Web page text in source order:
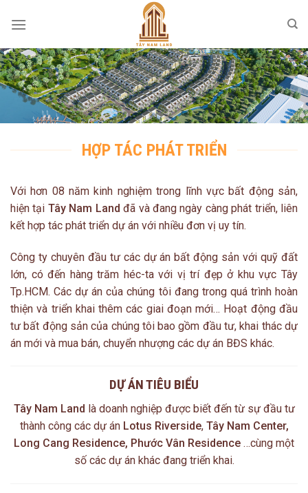
HỢP TÁC PHÁT TRIỂN
Với hơn 08 năm kinh nghiệm trong lĩnh vực bất động sản,
hiện tại Tây Nam Land đã và đang ngày càng phát triển, liên
kết hợp tác phát triển dự án với nhiều đơn vị uy tín.
Công ty chuyên đầu tư các dự án bất động sản với quỹ đất
lớn, có đến hàng trăm héc-ta với vị trí đẹp ở khu vực Tây
Tp.HCM. Các dự án của chúng tôi đang trong quá trình hoàn
thiện và triển khai thêm các giai đoạn mới… Hoạt động đầu
tư bất động sản của chúng tôi bao gồm đầu tư, khai thác dự
án mới và mua bán, chuyển nhượng các dự án BĐS khác.
DỰ ÁN TIÊU BIỂU
Tây Nam Land là doanh nghiệp được biết đến từ sự đầu tư
thành công các dự án Lotus Riverside, Tây Nam Center,
Long Cang Residence, Phước Vân Residence …cùng một
số các dự án khác đang triển khai.